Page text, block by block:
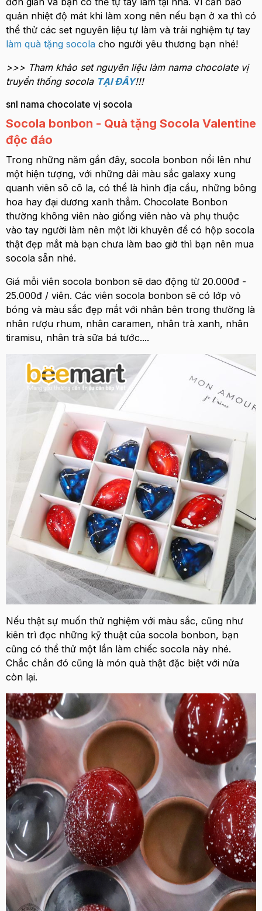
quản nhiệt độ mát khi làm xong nên nếu bạn ở xa thì có
thể thử các set nguyên liệu tự làm và trải nghiệm tự tay
làm quà tặng socola cho người yêu thương bạn nhé!
>>> Tham khảo set nguyên liệu làm nama chocolate vị
truyền thống socola TẠI ĐÂY!!!
snl nama chocolate vị socola
Socola bonbon - Quà tặng Socola Valentine
độc đáo
Trong những năm gần đây, socola bonbon nổi lên như
một hiện tượng, với những dải màu sắc galaxy xung
quanh viên sô cô la, có thể là hình địa cầu, những bông
hoa hay đại dương xanh thẳm. Chocolate Bonbon
thường không viên nào giống viên nào và phụ thuộc
vào tay người làm nên một lời khuyên để có hộp socola
thật đẹp mắt mà bạn chưa làm bao giờ thì bạn nên mua
socola sẵn nhé.
Giá mỗi viên socola bonbon sẽ dao động từ 20.000đ -
25.000đ / viên. Các viên socola bonbon sẽ có lớp vỏ
bóng và màu sắc đẹp mắt với nhân bên trong thường là
nhân rượu rhum, nhân caramen, nhân trà xanh, nhân
tiramisu, nhân trà sữa bá tước....
Nếu thật sự muốn thử nghiệm với màu sắc, cũng như
kiên trì đọc những kỹ thuật của socola bonbon, bạn
cũng có thể thử một lần làm chiếc socola này nhé.
Chắc chắn đó cũng là món quà thật đặc biệt với nửa
còn lại.